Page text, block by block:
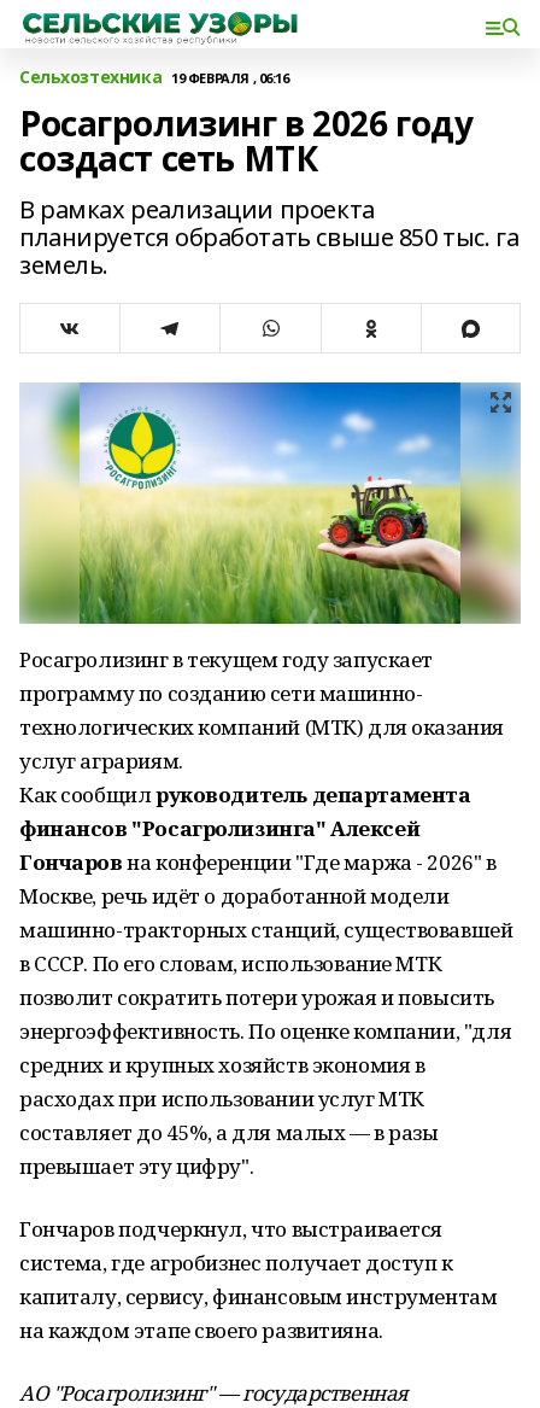
Сельхозтехника 19 ФЕВРАЛЯ , 06:16
Росагролизинг в 2026 году
создаст сеть МТК
В рамках реализации проекта
планируется обработать свыше 850 тыс. га
земель.
Росагролизинг в текущем году запускает
программу по созданию сети машинно-
технологических компаний (МТК) для оказания
услуг аграриям.
Как сообщилруководитель департамента
финансов "Росагролизинга" Алексей
Гончаровна конференции "Где маржа - 2026" в
Москве, речь идёт о доработанной модели
машинно-тракторных станций, существовавшей
в СССР. По его словам, использование МТК
позволит сократить потери урожая и повысить
энергоэффективность. По оценке компании, "для
средних и крупных хозяйств экономия в
расходах при использовании услуг МТК
составляет до 45%, а для малых — в разы
превышает эту цифру".
Гончаров подчеркнул, что выстраивается
система, где агробизнес получает доступ к
капиталу, сервису, финансовым инструментам
на каждом этапе своего развитияна.
АО "Росагролизинг" — государственная